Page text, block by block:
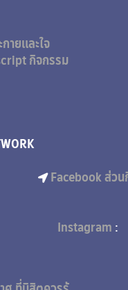
ายและใจ
กิจกรรม
Facebook ส่ว
Instagram :